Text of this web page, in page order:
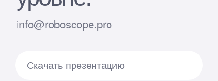
Соколиная гора, ул. Золотая, д. 11;